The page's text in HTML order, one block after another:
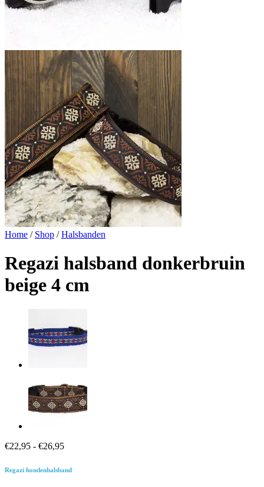
Home / Shop / Halsbanden
Regazi halsband donkerbruin
beige 4 cm
€22,95 - €26,95Prijsklasse:
tot
Regazi hondenhalsband